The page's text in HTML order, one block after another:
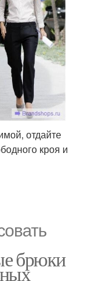
отдайте
кроя и
брюки